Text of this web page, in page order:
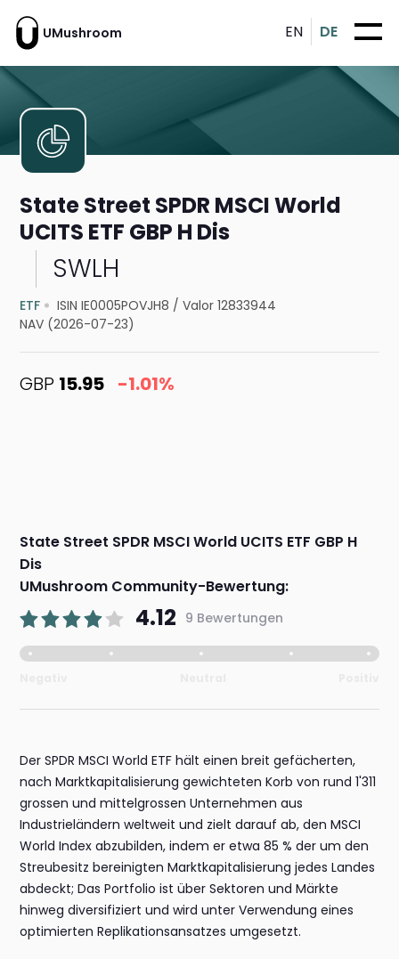
UMushroom EN DE
State Street SPDR MSCI World
UCITS ETF GBP H Dis
SWLH
ETF ISIN IE0005POVJH8 /Valor 12833944
NAV (2026-07-23)
GBP 15.95 -1.01%
State Street SPDR MSCI World UCITS ETF GBP H
Dis
UMushroom Community-Bewertung:
4.12 9 Bewertungen
Der SPDR MSCI World ETF hält einen breit gefächerten,
nach Marktkapitalisierung gewichteten Korb von rund 1'311
grossen und mittelgrossen Unternehmen aus
Industrieländern weltweit und zielt darauf ab, den MSCI
World Index abzubilden, indem er etwa 85 % der um den
Streubesitz bereinigten Marktkapitalisierung jedes Landes
abdeckt; Das Portfolio ist über Sektoren und Märkte
hinweg diversifiziert und wird unter Verwendung eines
optimierten Replikationsansatzes umgesetzt.